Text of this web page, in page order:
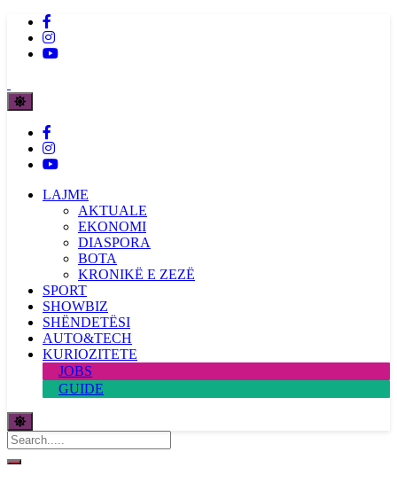
LAJME
AKTUALE
EKONOMI
DIASPORA
BOTA
KRONIKË E ZEZË
SPORT
SHOWBIZ
SHËNDETËSI
AUTO&TECH
KURIOZITETE
JOBS
GUIDE